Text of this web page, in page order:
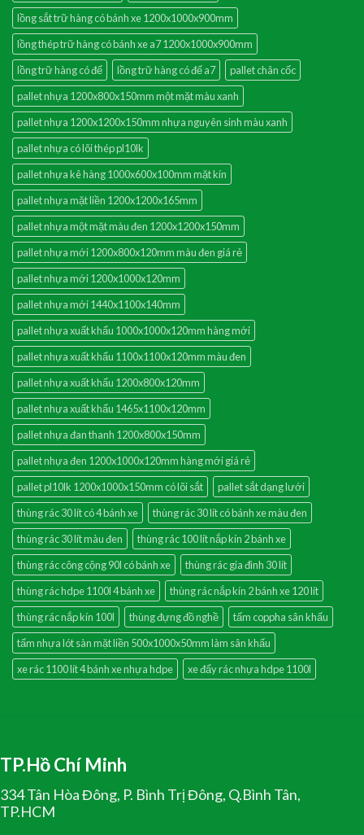
lồng sắt trữ hàng có bánh xe 1200x1000x900mm
lồng thép trữ hàng có bánh xe a7 1200x1000x900mm
lồng trữ hàng có đế
lồng trữ hàng có đế a7
pallet chân cốc
pallet nhựa 1200x800x150mm một mặt màu xanh
pallet nhựa 1200x1200x150mm nhựa nguyên sinh màu xanh
pallet nhựa có lõi thép pl10lk
pallet nhựa kê hàng 1000x600x100mm mặt kín
pallet nhựa mặt liền 1200x1200x165mm
pallet nhựa một mặt màu đen 1200x1200x150mm
pallet nhựa mới 1200x800x120mm màu đen giá rẻ
pallet nhựa mới 1200x1000x120mm
pallet nhựa mới 1440x1100x140mm
pallet nhựa xuất khẩu 1000x1000x120mm hàng mới
pallet nhựa xuất khẩu 1100x1100x120mm màu đen
pallet nhựa xuất khẩu 1200x800x120mm
pallet nhựa xuất khẩu 1465x1100x120mm
pallet nhựa đan thanh 1200x800x150mm
pallet nhựa đen 1200x1000x120mm hàng mới giá rẻ
pallet pl10lk 1200x1000x150mm có lõi sắt
pallet sắt dạng lưới
thùng rác 30 lít có 4 bánh xe
thùng rác 30 lít có bánh xe màu đen
thùng rác 30 lít màu đen
thùng rác 100 lít nắp kín 2 bánh xe
thùng rác công cộng 90l có bánh xe
thùng rác gia đình 30 lít
thùng rác hdpe 1100l 4 bánh xe
thùng rác nắp kín 2 bánh xe 120 lít
thùng rác nắp kín 100l
thùng đựng đồ nghề
tấm coppha sân khấu
tấm nhựa lót sàn mặt liền 500x1000x50mm làm sân khấu
xe rác 1100 lít 4 bánh xe nhựa hdpe
xe đẩy rác nhựa hdpe 1100l
TP.Hồ Chí Minh
334 Tân Hòa Đông, P. Bình Trị Đông, Q.Bình Tân,
TP.HCM